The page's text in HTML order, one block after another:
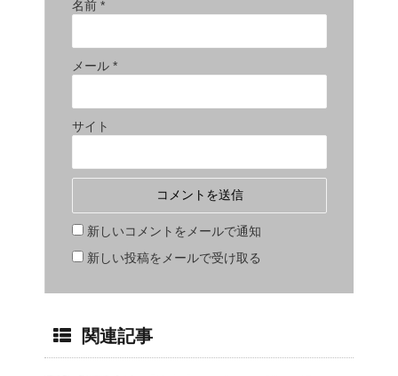
名前 *
メール *
サイト
新しいコメントをメールで通知
新しい投稿をメールで受け取る
関連記事